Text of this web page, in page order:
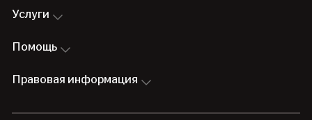
Услуги
Помощь
Правовая информация